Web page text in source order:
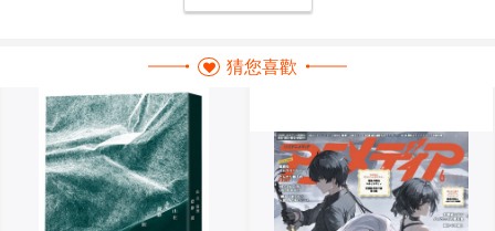
猜您喜歡